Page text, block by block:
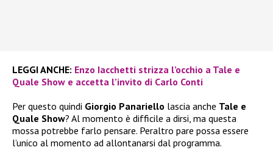
LEGGI ANCHE: Enzo Iacchetti strizza l’occhio a Tale e
Quale Show e accetta l’invito di Carlo Conti
Per questo quindi Giorgio Panariello lascia anche Tale e
Quale Show? Al momento è difficile a dirsi, ma questa
mossa potrebbe farlo pensare. Peraltro pare possa essere
l’unico al momento ad allontanarsi dal programma.